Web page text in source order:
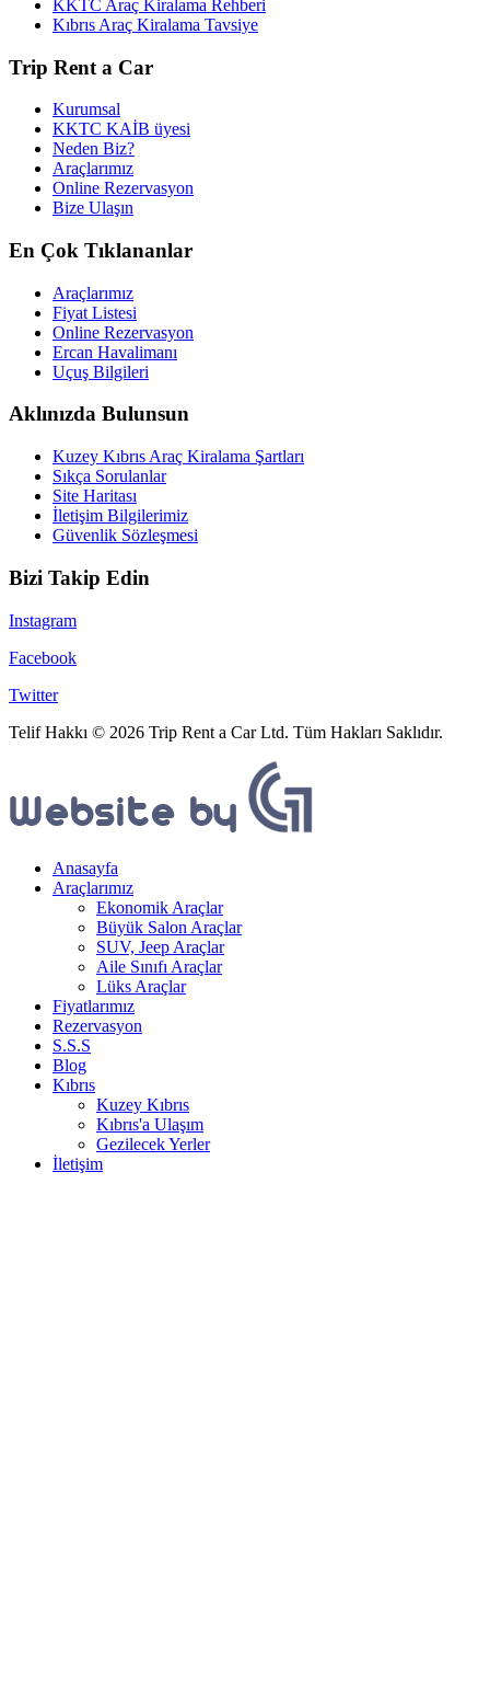
KKTC Araç Kiralama Rehberi
Kıbrıs Araç Kiralama Tavsiye
Trip Rent a Car
Kurumsal
KKTC KAİB üyesi
Neden Biz?
Araçlarımız
Online Rezervasyon
Bize Ulaşın
En Çok Tıklananlar
Araçlarımız
Fiyat Listesi
Online Rezervasyon
Ercan Havalimanı
Uçuş Bilgileri
Aklınızda Bulunsun
Kuzey Kıbrıs Araç Kiralama Şartları
Sıkça Sorulanlar
Site Haritası
İletişim Bilgilerimiz
Güvenlik Sözleşmesi
Bizi Takip Edin
Instagram
Facebook
Twitter
Telif Hakkı © 2026 Trip Rent a Car Ltd. Tüm Hakları Saklıdır.
Anasayfa
Araçlarımız
Ekonomik Araçlar
Büyük Salon Araçlar
SUV, Jeep Araçlar
Aile Sınıfı Araçlar
Lüks Araçlar
Fiyatlarımız
Rezervasyon
S.S.S
Blog
Kıbrıs
Kuzey Kıbrıs
Kıbrıs'a Ulaşım
Gezilecek Yerler
İletişim